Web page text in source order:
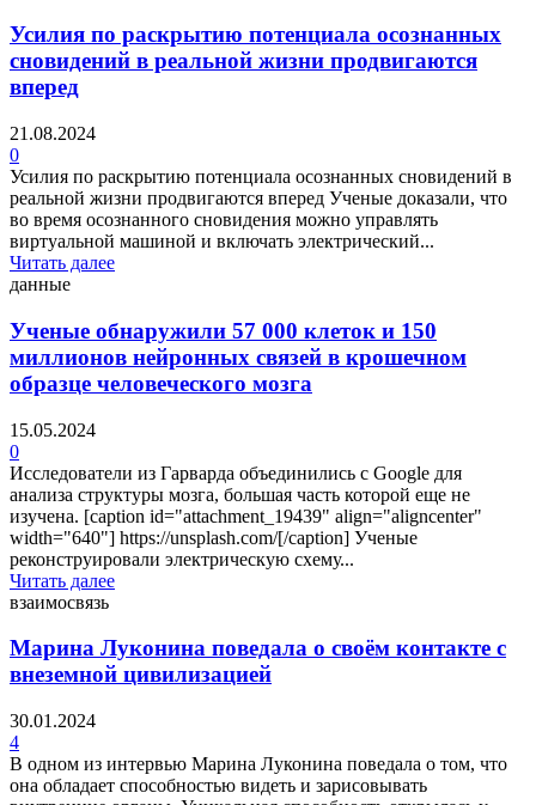
Усилия по раскрытию потенциала осознанных
сновидений в реальной жизни продвигаются
вперед
21.08.2024
0
Усилия по раскрытию потенциала осознанных сновидений в
реальной жизни продвигаются вперед Ученые доказали, что
во время осознанного сновидения можно управлять
виртуальной машиной и включать электрический...
Читать далее
данные
Ученые обнаружили 57 000 клеток и 150
миллионов нейронных связей в крошечном
образце человеческого мозга
15.05.2024
0
Исследователи из Гарварда объединились с Google для
анализа структуры мозга, большая часть которой еще не
изучена. [caption id="attachment_19439" align="aligncenter"
width="640"] https://unsplash.com/[/caption] Ученые
реконструировали электрическую схему...
Читать далее
взаимосвязь
Марина Луконина поведала о своём контакте с
внеземной цивилизацией
30.01.2024
4
В одном из интервью Марина Луконина поведала о том, что
она обладает способностью видеть и зарисовывать